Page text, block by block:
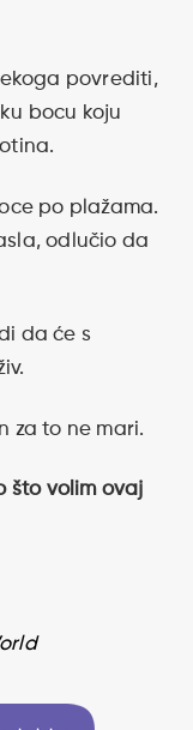
povrediti,
bocu koju
po plažama.
odlučio da
da će s
za to ne mari.
što volim ovaj